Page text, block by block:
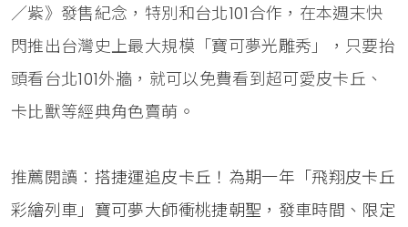
／紫》發售紀念，特別和台北101合作，在本週末快
閃推出台灣史上最大規模「寶可夢光雕秀」，只要抬
頭看台北101外牆，就可以免費看到超可愛皮卡丘、
卡比獸等經典角色賣萌。
推薦閱讀： 搭捷運追皮卡丘！為期一年「飛翔皮卡丘
彩繪列車」寶可夢大師衝桃捷朝聖，發車時間、限定